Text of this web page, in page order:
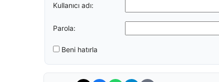
Kullanıcı adı:
Parola:
Beni hatırla